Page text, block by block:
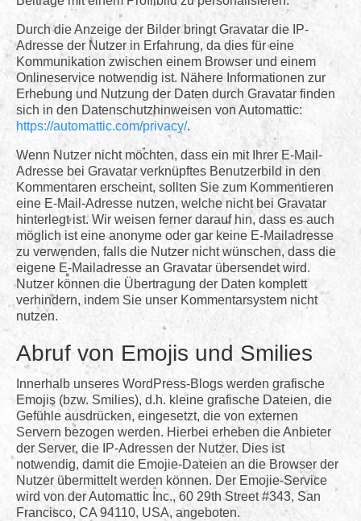
Durch die Anzeige der Bilder bringt Gravatar die IP-
Adresse der Nutzer in Erfahrung, da dies für eine
Kommunikation zwischen einem Browser und einem
Onlineservice notwendig ist. Nähere Informationen zur
Erhebung und Nutzung der Daten durch Gravatar finden
sich in den Datenschutzhinweisen von Automattic:
https://automattic.com/privacy/.
Wenn Nutzer nicht möchten, dass ein mit Ihrer E-Mail-
Adresse bei Gravatar verknüpftes Benutzerbild in den
Kommentaren erscheint, sollten Sie zum Kommentieren
eine E-Mail-Adresse nutzen, welche nicht bei Gravatar
hinterlegt ist. Wir weisen ferner darauf hin, dass es auch
möglich ist eine anonyme oder gar keine E-Mailadresse
zu verwenden, falls die Nutzer nicht wünschen, dass die
eigene E-Mailadresse an Gravatar übersendet wird.
Nutzer können die Übertragung der Daten komplett
verhindern, indem Sie unser Kommentarsystem nicht
nutzen.
Abruf von Emojis und Smilies
Innerhalb unseres WordPress-Blogs werden grafische
Emojis (bzw. Smilies), d.h. kleine grafische Dateien, die
Gefühle ausdrücken, eingesetzt, die von externen
Servern bezogen werden. Hierbei erheben die Anbieter
der Server, die IP-Adressen der Nutzer. Dies ist
notwendig, damit die Emojie-Dateien an die Browser der
Nutzer übermittelt werden können. Der Emojie-Service
wird von der Automattic Inc., 60 29th Street #343, San
Francisco, CA 94110, USA, angeboten.